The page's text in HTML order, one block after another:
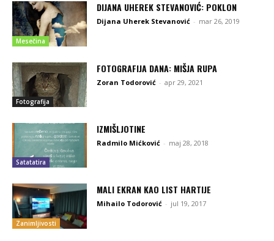
Mesečina
DIJANA UHEREK STEVANOVIĆ: POKLON
Dijana Uherek Stevanović - mar 26, 2019
Fotografija
FOTOGRAFIJA DANA: MIŠJA RUPA
Zoran Todorović - apr 29, 2021
Satatatira
IZMIŠLJOTINE
Radmilo Mićković - maj 28, 2018
Zanimljivosti
MALI EKRAN KAO LIST HARTIJE
Mihailo Todorović - jul 19, 2017